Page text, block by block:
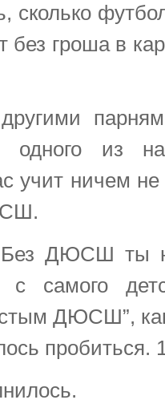
без гроша в
одного из
учит ничем
ДЮСШ ты
с самого
ДЮСШ”,
пробиться.